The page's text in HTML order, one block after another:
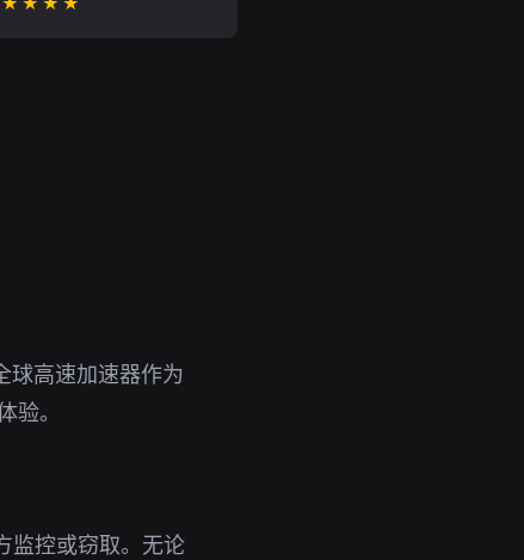
球高速加速器作为
验。
监控或窃取。无论